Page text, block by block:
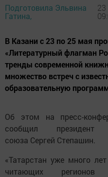
Подготовила Эльвина
Гатина,
В Казани с 23 по 25 мая
«Литературный флагман
тренды современной
множество встреч с
образовательную
Об этом на пресс-
сообщил президент
союза Сергей Степашин.
«Татарстан уже много
читающих